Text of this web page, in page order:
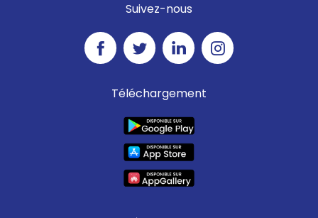
Suivez-nous
Téléchargement